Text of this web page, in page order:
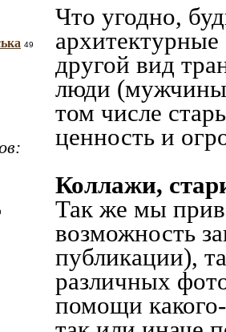
49
Что угодно,
другой вид
люди
том числе
ценность и
Коллажи,
Так же мы
возможность
публикации),
различных
помощи